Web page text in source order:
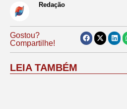
Redação
Gostou?
Compartilhe!
LEIA TAMBÉM